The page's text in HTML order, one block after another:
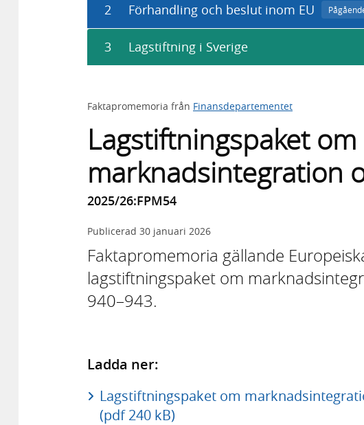
2 Förhandling och beslut inom EU
3 Lagstiftning i Sverige
Faktapromemoria från Finansdepartementet
Lagstiftningspaket om
marknadsintegration
2025/26:FPM54
Publicerad 30 januari 2026
Faktapromemoria gällande
lagstiftningspaket om
940–943.
Ladda ner:
Lagstiftningspaket om
(pdf 240 kB)